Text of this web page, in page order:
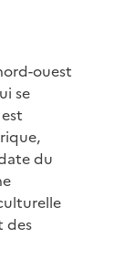
ouest
se
du
des